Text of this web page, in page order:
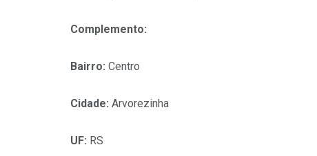
Complemento:
Bairro: Centro
Cidade: Arvorezinha
UF: RS